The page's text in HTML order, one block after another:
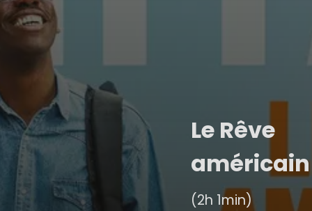
Le Rêve
américain
(2h 1min)